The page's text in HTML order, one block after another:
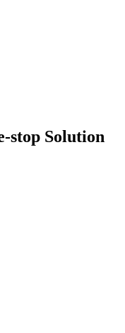
stop Solution